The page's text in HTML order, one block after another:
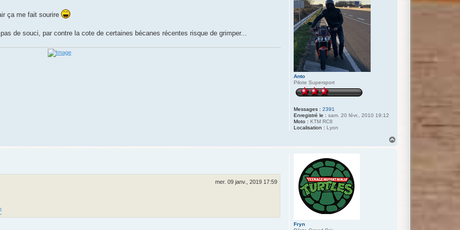
Anto
Pilote Supersport
Messages : 2391
Enregistré le : sam. 20 févr., 2010 19:12
Moto : KTM RC8
Localisation : Lyon
ça me fait sourire
de souci, par contre la cote de certaines bécanes récentes risque de grimper...
Fryn
mer. 09 janv., 2019 17:59